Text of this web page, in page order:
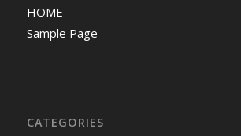
HOME
Sample Page
CATEGORIES